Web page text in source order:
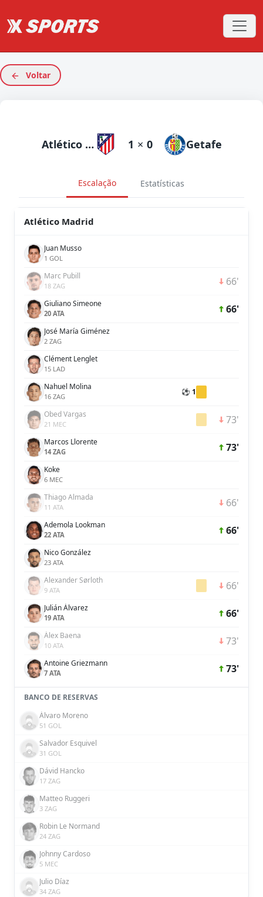
Voltar
Atlético Madrid 1 × 0 Getafe
Escalação Estatísticas
Atlético Madrid
Juan Musso
1 GOL
Marc Pubill
18 ZAG 66'
Giuliano Simeone
20 ATA 66'
José María Giménez
2 ZAG
Clément Lenglet
15 LAD
Nahuel Molina
16 ZAG ⚽ 1
Obed Vargas
21 MEC 73'
Marcos Llorente
14 ZAG 73'
Koke
6 MEC
Thiago Almada
11 ATA 66'
Ademola Lookman
22 ATA 66'
Nico González
23 ATA
Alexander Sørloth
9 ATA 66'
Julián Álvarez
19 ATA 66'
Álex Baena
10 ATA 73'
Antoine Griezmann
7 ATA 73'
BANCO DE RESERVAS
Álvaro Moreno
51 GOL
Salvador Esquivel
31 GOL
Dávid Hancko
17 ZAG
Matteo Ruggeri
3 ZAG
Robin Le Normand
24 ZAG
Johnny Cardoso
5 MEC
Julio Díaz
34 ZAG